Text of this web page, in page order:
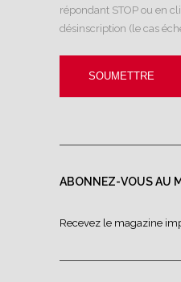
répondant STOP ou en
désinscription (le cas
ABONNEZ-VOUS AU
Recevez le magazine